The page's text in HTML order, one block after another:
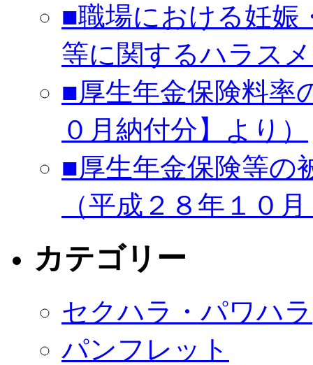
■職場における妊娠
等に関するハラス
■厚生年金保険料率
０月納付分】より）
■厚生年金保険等の
（平成２８年１０
カテゴリー
セクハラ・パワハラ
パンフレット